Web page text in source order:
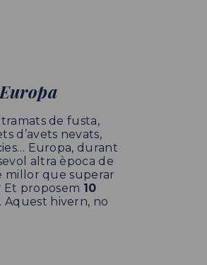
de fusta,
d’avets nevats,
Europa, durant
altra època de
millor que superar
Et proposem 10
Aquest hivern, no